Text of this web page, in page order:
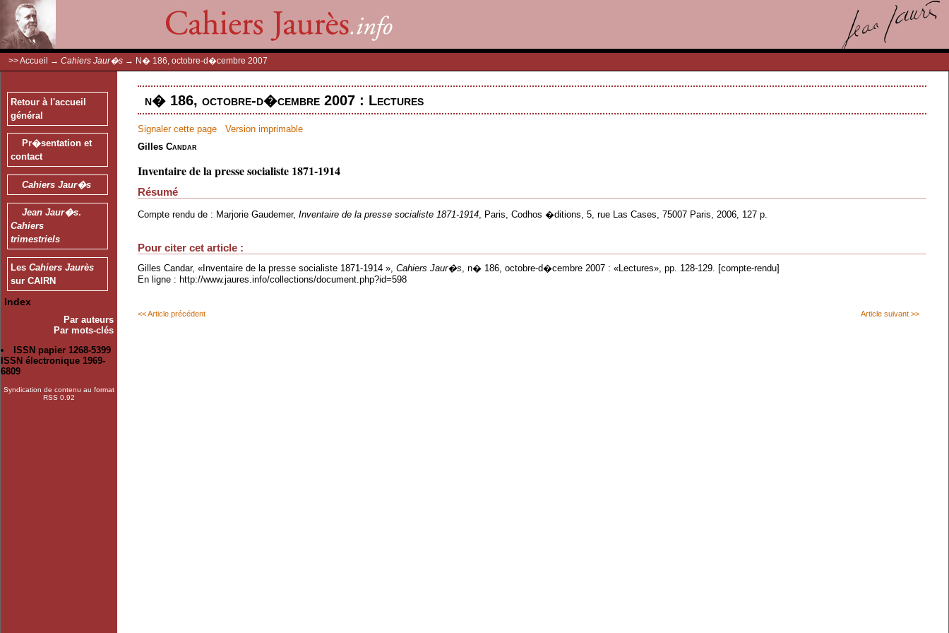
>>Accueil → Cahiers Jaur�s → N� 186, octobre-d�cembre 2007
Retour à l'accueil
général
Pr�sentation et
contact
Cahiers Jaur�s
Jean Jaur�s.
Cahiers
trimestriels
Les Cahiers Jaurès
sur CAIRN
Index
Par auteurs
Par mots-clés
ISSN papier 1268-5399
ISSN électronique 1969-
6809
Syndication de contenu au format
RSS 0.92
n� 186, octobre-d�cembre 2007 : Lectures
Signaler cette page
Version imprimable
Gilles Candar
Inventaire de la presse socialiste 1871-1914
Résumé
Compte rendu de : Marjorie Gaudemer, Inventaire de la presse socialiste 1871-1914 , Paris, Codhos �ditions, 5, rue Las Cases, 75007 Paris, 2006, 127 p.
Pour citer cet article :
Gilles Candar, «Inventaire de la presse socialiste 1871-1914 », Cahiers Jaur�s , n� 186, octobre-d�cembre 2007 : «Lectures», pp. 128-129. [compte-rendu]
En ligne : http://www.jaures.info/collections/document.php?id=598
<< Article précédent Article suivant >>